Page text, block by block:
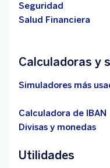
Seguridad
Salud Financiera
Calculadoras y
Simuladores más
Calculadora de IBAN
Divisas y monedas
Utilidades